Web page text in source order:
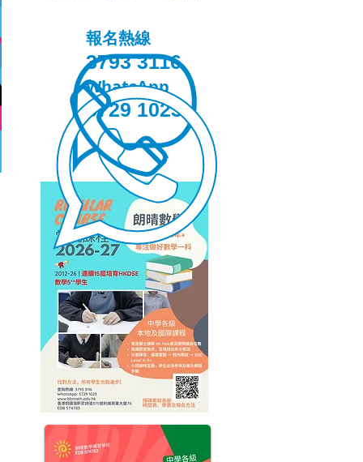
報名熱線
3793 3116
WhatsApp
5729 1023